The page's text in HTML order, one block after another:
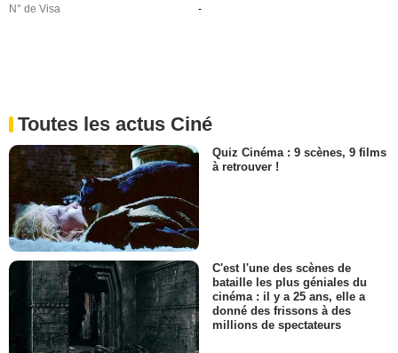
N° de Visa
-
Toutes les actus Ciné
Quiz Cinéma : 9 scènes, 9 films
à retrouver !
C'est l'une des scènes de
bataille les plus géniales du
cinéma : il y a 25 ans, elle a
donné des frissons à des
millions de spectateurs